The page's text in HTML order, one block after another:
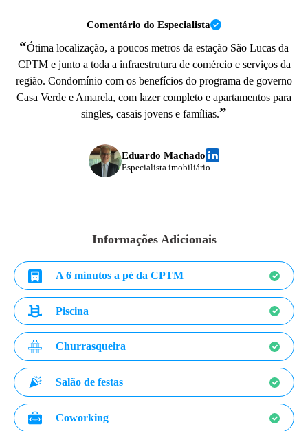
Comentário do Especialista
“Ótima localização, a poucos metros da estação São Lucas da
CPTM e junto a toda a infraestrutura de comércio e serviços da
região. Condomínio com os benefícios do programa de governo
Casa Verde e Amarela, com lazer completo e apartamentos para
singles, casais jovens e famílias.”
Eduardo Machado
Especialista imobiliário
Informações Adicionais
A 6 minutos a pé da CPTM
Piscina
Churrasqueira
Salão de festas
Coworking